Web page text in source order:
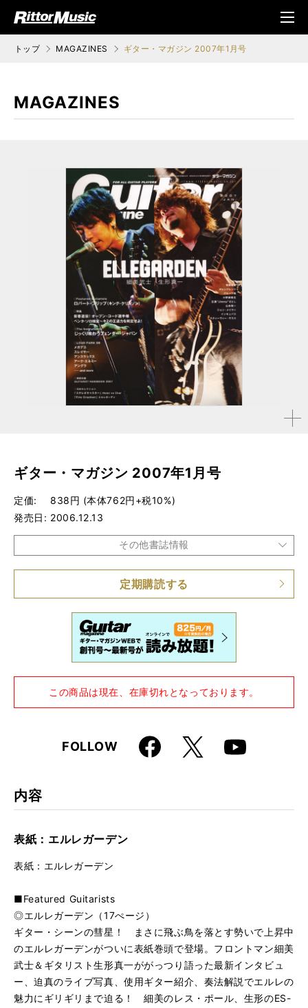
ジック (Rittor Musi
メニ
ュ
トップ MAGAZINES ギター・マガジン 2007年1月号
MAGAZINES
拡大す
ギター・マガジン 2007年1月号
定価
838円 (本体762円+税10%)
発売日
2006.12.13
その他書誌情報
A4変形判 / 304ページ / 小冊子（GUITARIST HANDBOO
K 2007）付き
定期購読する
この商品は現在、在庫切れとなっております。
FOLLOWFaceboo
k
X Youtube
内容
表紙：エルレガーデン
表紙：エルレガーデン
■Featured Guitarists
◎エルレガーデン（17ぺージ）
ギター・シーンの彗星！ まさに飛ぶ鳥を落とす勢いで上昇中
のエルレガーデンがついに表紙巻頭で登場。フロントマン細美
武士＆ギタリスト生形真一ががっつり語った最新インタビュ
ー、迫真のライブ写真、使用ギター紹介、奏法解説でエルレの
魅力にギリギリまで迫る！ 細美のレス・ポール、生形のES-